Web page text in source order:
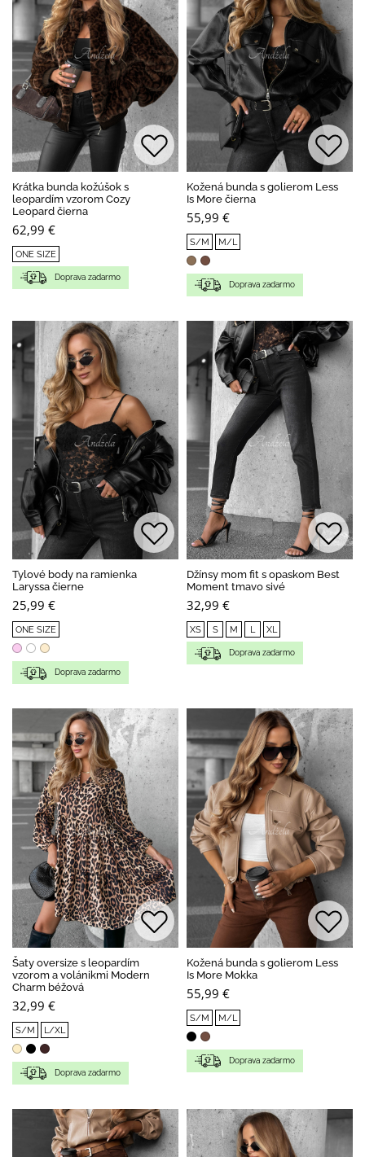
Krátka bunda kožúšok s
leopardím vzorom Cozy
Leopard čierna
62,99 €
ONE SIZE
Doprava zadarmo
Kožená bunda s golierom Less
Is More čierna
55,99 €
S/M M/L
Doprava zadarmo
Tylové body na ramienka
Laryssa čierne
25,99 €
ONE SIZE
Doprava zadarmo
Džínsy mom fit s opaskom Best
Moment tmavo sivé
32,99 €
XS S M L XL
Doprava zadarmo
Šaty oversize s leopardím
vzorom a volánikmi Modern
Charm béžová
32,99 €
S/M L/XL
Doprava zadarmo
Kožená bunda s golierom Less
Is More Mokka
55,99 €
S/M M/L
Doprava zadarmo